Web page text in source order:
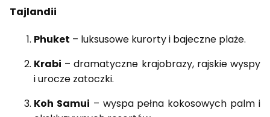
Tajlandii
Phuket – luksusowe kurorty i bajeczne plaże.
Krabi – dramatyczne krajobrazy, rajskie wyspy
i urocze zatoczki.
Koh Samui – wyspa pełna kokosowych palm i